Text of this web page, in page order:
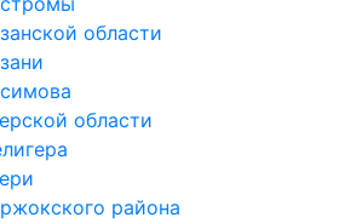
области
области
района